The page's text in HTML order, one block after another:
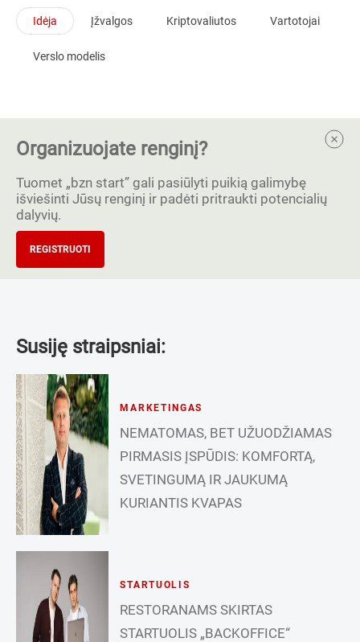
Idėja Įžvalgos Kriptovaliutos Vartotojai
Verslo modelis
Organizuojate renginį?
Tuomet „bzn start” gali pasiūlyti puikią galimybę
išviešinti Jūsų renginį ir padėti pritraukti potencialių
dalyvių.
REGISTRUOTI
Susiję straipsniai:
MARKETINGAS
NEMATOMAS, BET UŽUODŽIAMAS
PIRMASIS ĮSPŪDIS: KOMFORTĄ,
SVETINGUMĄ IR JAUKUMĄ
KURIANTIS KVAPAS
STARTUOLIS
RESTORANAMS SKIRTAS
STARTUOLIS „BACKOFFICE“